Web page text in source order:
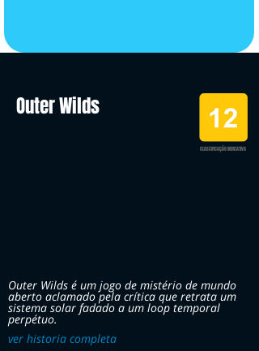
Outer Wilds
CLASSIFICAÇÃO INDICATIVA
Outer Wilds é um jogo de mistério de mundo
aberto aclamado pela crítica que retrata um
sistema solar fadado a um loop temporal
perpétuo.
ver historia completa